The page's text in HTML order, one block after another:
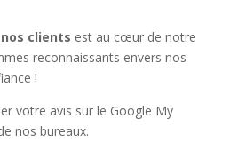
clients est au cœur de notre
reconnaissants envers nos
!
votre avis sur le Google My
nos bureaux.